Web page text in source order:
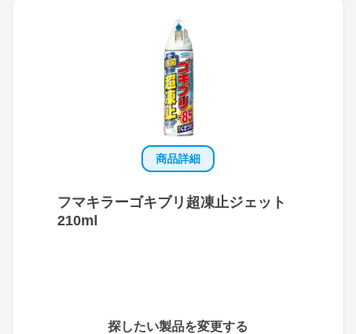
商品詳細
フマキラーゴキブリ超凍止ジェット
210ml
探したい製品を変更する